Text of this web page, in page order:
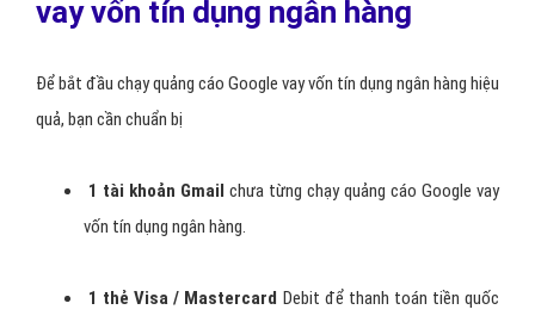
vay vốn tín dụng ngân hàng
Để bắt đầu chạy quảng cáo Google vay vốn tín dụng ngân hàng hiệu
quả, bạn cần chuẩn bị
1 tài khoản Gmail chưa từng chạy quảng cáo Google vay
vốn tín dụng ngân hàng.
1 thẻ Visa / Mastercard Debit để thanh toán tiền quốc